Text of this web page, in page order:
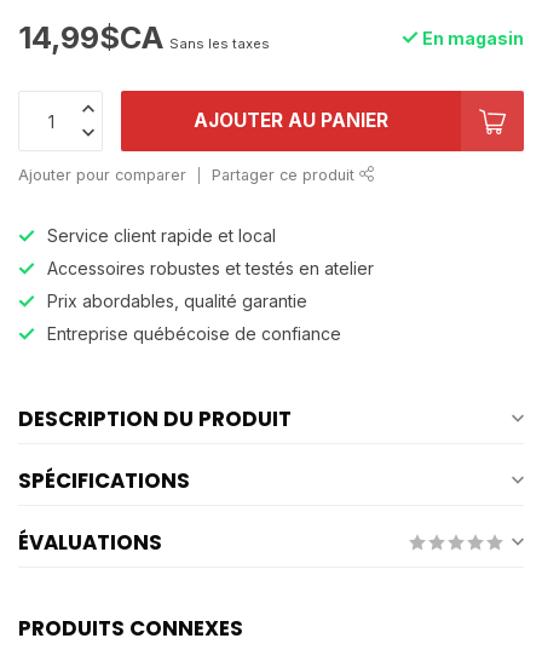
14,99$CA Sans les taxes En magasin
AJOUTER AU PANIER
Ajouter pour comparer Partager ce produit
Service client rapide et local
Accessoires robustes et testés en atelier
Prix abordables, qualité garantie
Entreprise québécoise de confiance
DESCRIPTION DU PRODUIT
SPÉCIFICATIONS
ÉVALUATIONS
PRODUITS CONNEXES